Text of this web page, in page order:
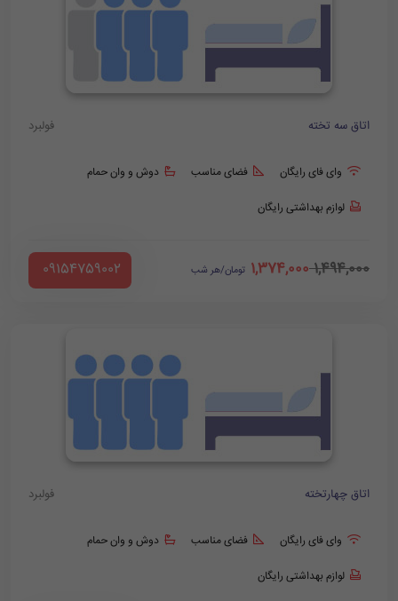
اتاق سه تخته فولبرد
وای فای رایگان فضای مناسب دوش و وان حمام
لوازم بهداشتی رایگان
1,494,000
1,374,000 تومان/هر شب ‪ 09154759002
اتاق چهارتخته فولبرد
وای فای رایگان فضای مناسب دوش و وان حمام
لوازم بهداشتی رایگان